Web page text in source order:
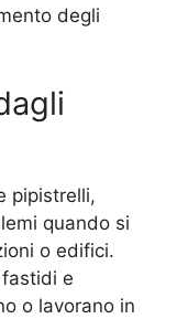
degli
pipistrelli,
quando si
o edifici.
e
o lavorano in